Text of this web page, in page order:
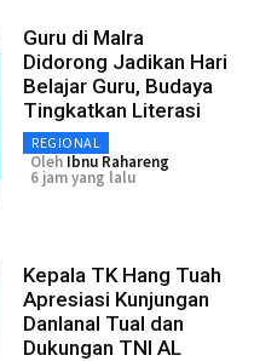
Guru di Malra
Didorong Jadikan Hari
Belajar Guru, Budaya
Tingkatkan Literasi
REGIONAL
Oleh Ibnu Rahareng
6 jam yang lalu
Kepala TK Hang Tuah
Apresiasi Kunjungan
Danlanal Tual dan
Dukungan TNI AL